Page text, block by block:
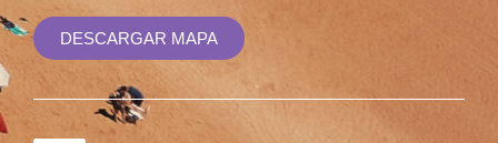
DESCARGAR MAPA